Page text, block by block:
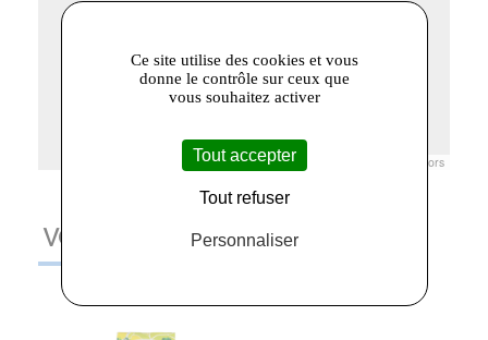
© Openstreetmap France | © contributors
VOUS AIMEREZ AUSSI
Ce site utilise des cookies et vous
donne le contrôle sur ceux que
vous souhaitez activer
Tout accepter
Tout refuser
Personnaliser